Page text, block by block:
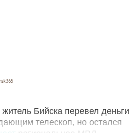
Бийска перевел деньги
телескоп, но остался